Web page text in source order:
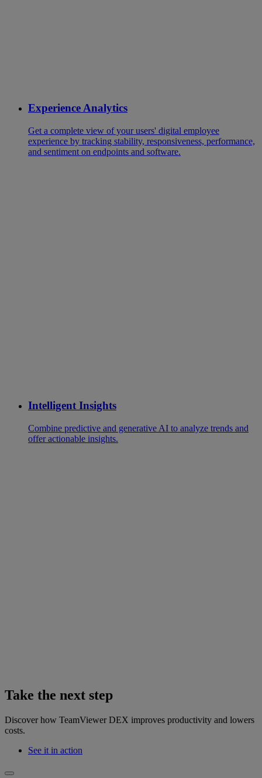
Experience Analytics
Get a complete view of your users' digital employee
experience by tracking stability, responsiveness, performance,
and sentiment on endpoints and software.
Intelligent Insights
Combine predictive and generative AI to analyze trends and
offer actionable insights.
Take the next step
Discover how TeamViewer DEX improves productivity and lowers
costs.
See it in action